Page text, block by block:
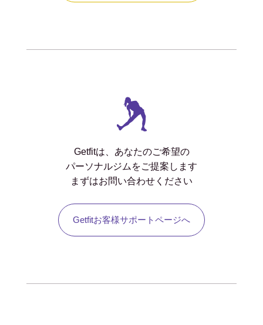
Getfitは、あなたのご希望の
パーソナルジムをご提案します
まずはお問い合わせください
Getfitお客様サポートページへ